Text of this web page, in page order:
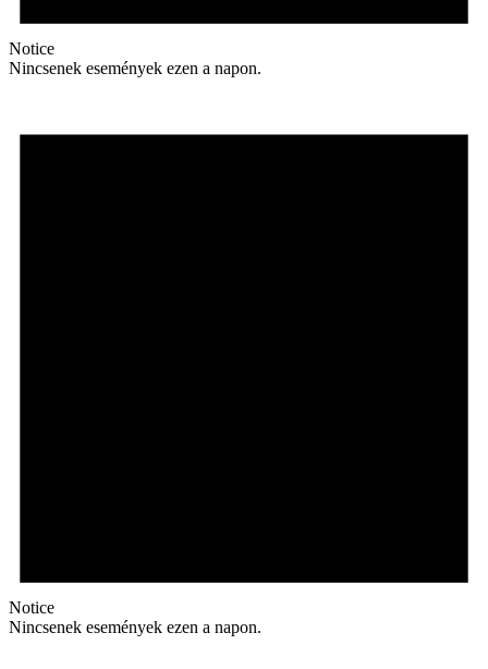
Notice
Nincsenek események ezen a napon.
Notice
Nincsenek események ezen a napon.